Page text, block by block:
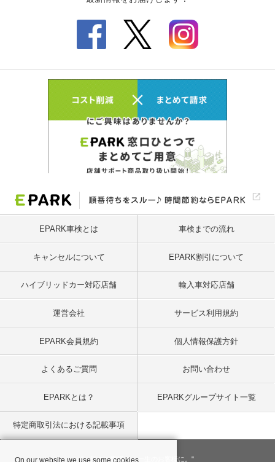
EPARK車検とは 車検までの流れ
キャンセルについて EPARK割引について
ハイブリッドカー対応店舗 輸入車対応店舗
運営会社 サービス利用規約
EPARK会員規約 個人情報保護方針
よくあるご質問 お問い合わせ
EPARKとは？ EPARKグループサイト一覧
特定商取引法における記載事項
"一回のお客様を、一生のお客様に。"
On our website we use some cookies.